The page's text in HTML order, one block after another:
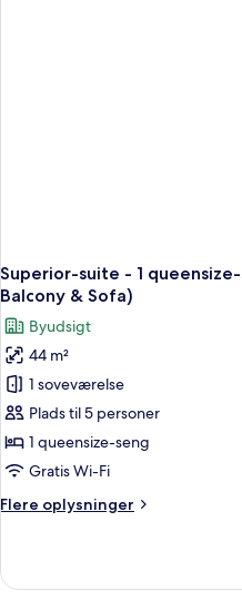
Superior-suite - 1
Balcony & Sofa)
Byudsigt
44 m²
1 soveværelse
Plads til 5 personer
1 queensize-seng
Gratis Wi-Fi
Flere oplysninger
Flere
suite